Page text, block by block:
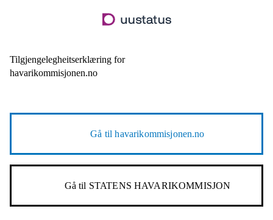
til
Tilgjengelegheitserklæring for
havarikommisjonen.no
Gå tilhavarikommisjonen.no
Gå til STATENS HAVARIKOMMISJON